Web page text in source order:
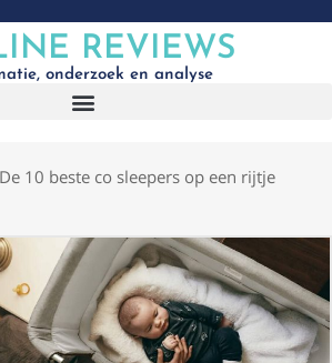
REVIEWS
onderzoek en analyse
De 10 beste co sleepers op een rijtje